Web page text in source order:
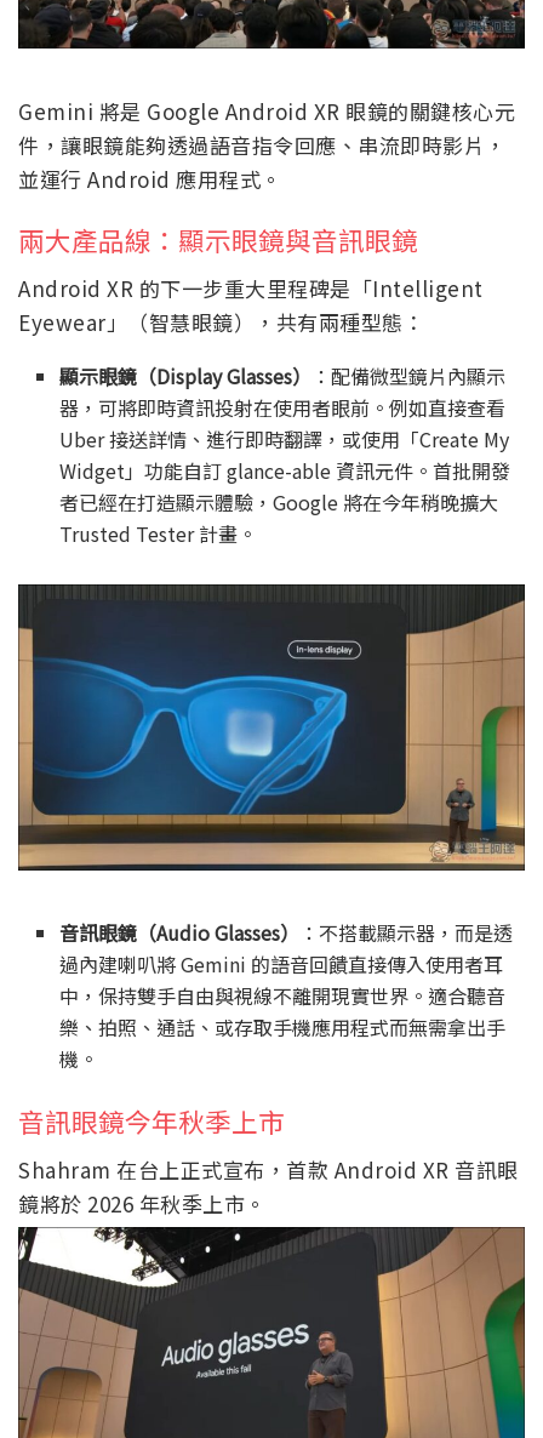
Gemini 將是 Google Android XR 眼鏡的關鍵核心元
件，讓眼鏡能夠透過語音指令回應、串流即時影片，
並運行 Android 應用程式。
兩大產品線：顯示眼鏡與音訊眼鏡
Android XR 的下一步重大里程碑是「Intelligent
Eyewear」（智慧眼鏡），共有兩種型態：
顯示眼鏡（Display Glasses）
：配備微型鏡片內顯示
器，可將即時資訊投射在使用者眼前。例如直接查看
Uber 接送詳情、進行即時翻譯，或使用「Create My
Widget」功能自訂 glance-able 資訊元件。首批開發
者已經在打造顯示體驗，Google 將在今年稍晚擴大
Trusted Tester 計畫。
音訊眼鏡（Audio Glasses）
：不搭載顯示器，而是透
過內建喇叭將 Gemini 的語音回饋直接傳入使用者耳
中，保持雙手自由與視線不離開現實世界。適合聽音
樂、拍照、通話、或存取手機應用程式而無需拿出手
機。
音訊眼鏡今年秋季上市
Shahram 在台上正式宣布，首款 Android XR 音訊眼
鏡將於 2026 年秋季上市。